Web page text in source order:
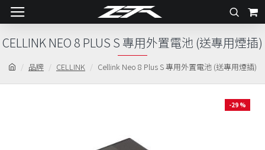
品牌 CELLINK Cellink Neo 8 Plus S 專用外置電池 (送專用煙插)
CELLINK NEO 8 PLUS S 專用外置電池 (送專用煙插)
-29 %